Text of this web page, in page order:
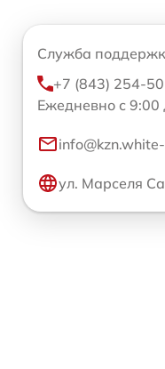
Служба
+7 (843) 254-
Ежедневно с 9:00
ул. Марселя